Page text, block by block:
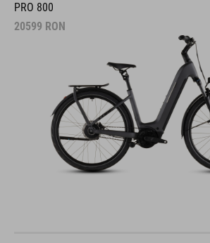
PRO 800
20599 RON